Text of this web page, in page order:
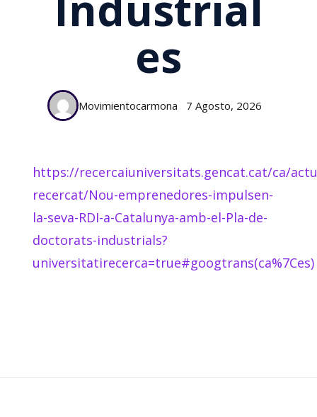
Es
Movimientocarmona 7 Agosto, 2026
https://recercaiuniversitats.gencat.cat/ca/
recercat/Nou-emprenedores-impulsen-
la-seva-RDI-a-Catalunya-amb-el-Pla-de-
doctorats-industrials?
universitatirecerca=true#googtrans(ca%7Ces)